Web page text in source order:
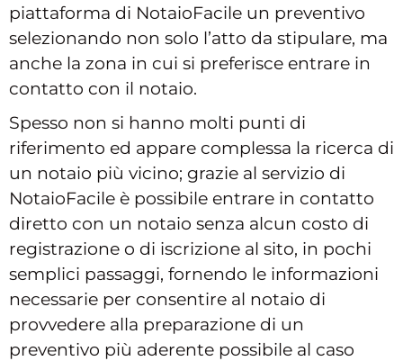
piattaforma di NotaioFacile un preventivo
selezionando non solo l’atto da stipulare, ma
anche la zona in cui si preferisce entrare in
contatto con il notaio.
Spesso non si hanno molti punti di
riferimento ed appare complessa la ricerca di
un notaio più vicino; grazie al servizio di
NotaioFacile è possibile entrare in contatto
diretto con un notaio senza alcun costo di
registrazione o di iscrizione al sito, in pochi
semplici passaggi, fornendo le informazioni
necessarie per consentire al notaio di
provvedere alla preparazione di un
preventivo più aderente possibile al caso